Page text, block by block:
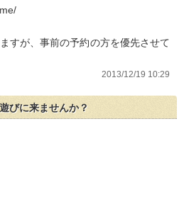
すが、事前の予約の方を優先させて
2013/12/19 10:29
びに来ませんか？